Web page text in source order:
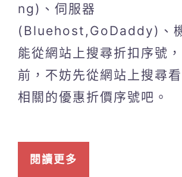
ng)、伺服器
(Bluehost,GoDaddy)、
能從網站上搜尋折扣序號
前，不妨先從網站上搜尋
相關的優惠折價序號吧。
閱讀更多